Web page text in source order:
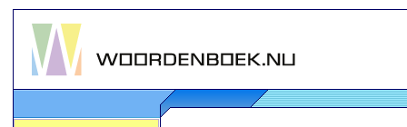
Woordenboek.NU